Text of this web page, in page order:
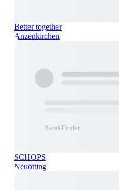
Better together
Anzenkirchen
SCHOPS
Neuötting